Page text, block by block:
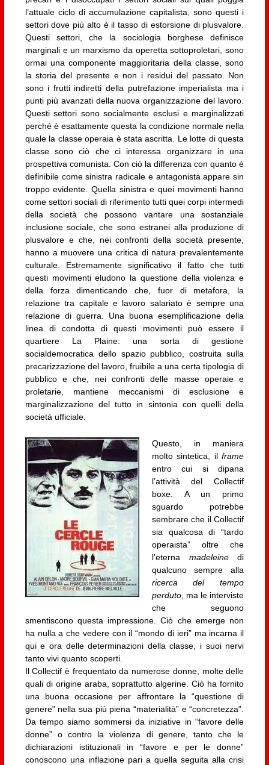
l’attuale ciclo di accumulazione capitalista, sono questi i
settori dove più alto è il tasso di estorsione di plusvalore.
Questi settori, che la sociologia borghese definisce
marginali e un marxismo da operetta sottoproletari, sono
ormai una componente maggioritaria della classe, sono
la storia del presente e non i residui del passato. Non
sono i frutti indiretti della putrefazione imperialista ma i
punti più avanzati della nuova organizzazione del lavoro.
Questi settori sono socialmente esclusi e marginalizzati
perché è esattamente questa la condizione normale nella
quale la classe operaia è stata ascritta. Le lotte di questa
classe sono ciò che ci interessa organizzare in una
prospettiva comunista. Con ciò la differenza con quanto è
definibile come sinistra radicale e antagonista appare sin
troppo evidente. Quella sinistra e quei movimenti hanno
come settori sociali di riferimento tutti quei corpi intermedi
della società che possono vantare una sostanziale
inclusione sociale, che sono estranei alla produzione di
plusvalore e che, nei confronti della società presente,
hanno a muovere una critica di natura prevalentemente
culturale. Estremamente significativo il fatto che tutti
questi movimenti eludono la questione della violenza e
della forza dimenticando che, fuor di metafora, la
relazione tra capitale e lavoro salariato è sempre una
relazione di guerra. Una buona esemplificazione della
linea di condotta di questi movimenti può essere il
quartiere La Plaine: una sorta di gestione
socialdemocratica dello spazio pubblico, costruita sulla
precarizzazione del lavoro, fruibile a una certa tipologia di
pubblico e che, nei confronti delle masse operaie e
proletarie, mantiene meccanismi di esclusione e
marginalizzazione del tutto in sintonia con quelli della
società ufficiale.
Questo, in maniera
molto sintetica, ilframe
entro cui si dipana
l’attività del Collectif
boxe. A un primo
sguardo potrebbe
sembrare che il Collectif
sia qualcosa di “tardo
operaista” oltre che
l’eterna madeleinedi
qualcuno sempre alla
ricerca del tempo
perduto, ma le interviste
che seguono
smentiscono questa impressione. Ciò che emerge non
ha nulla a che vedere con il “mondo di ieri” ma incarna il
qui e ora delle determinazioni della classe, i suoi nervi
tanto vivi quanto scoperti.
Il Collectif è frequentato da numerose donne, molte delle
quali di origine araba, soprattutto algerine. Ciò ha fornito
una buona occasione per affrontare la “questione di
genere” nella sua più piena “materialità” e “concretezza”.
Da tempo siamo sommersi da iniziative in “favore delle
donne” o contro la violenza di genere, tanto che le
dichiarazioni istituzionali in “favore e per le donne”
conoscono una inflazione pari a quella seguita alla crisi